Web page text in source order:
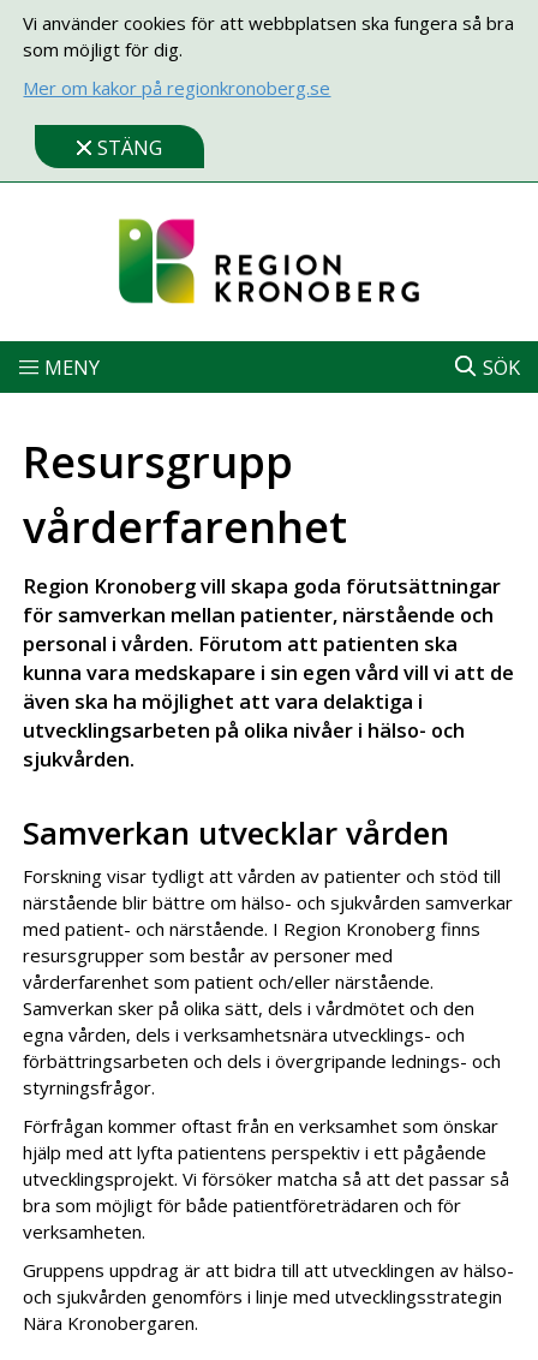
Vi använder cookies för att webbplatsen ska fungera så bra
som möjligt för dig.
Mer om kakor på regionkronoberg.se
STÄNG
MENY SÖK
Resursgrupp
vårderfarenhet
Region Kronoberg vill skapa goda förutsättningar
för samverkan mellan patienter, närstående och
personal i vården. Förutom att patienten ska
kunna vara medskapare i sin egen vård vill vi att de
även ska ha möjlighet att vara delaktiga i
utvecklingsarbeten på olika nivåer i hälso- och
sjukvården.
Samverkan utvecklar vården
Forskning visar tydligt att vården av patienter och stöd till
närstående blir bättre om hälso- och sjukvården samverkar
med patient- och närstående. I Region Kronoberg finns
resursgrupper som består av personer med
vårderfarenhet som patient och/eller närstående.
Samverkan sker på olika sätt, dels i vårdmötet och den
egna vården, dels i verksamhetsnära utvecklings- och
förbättringsarbeten och dels i övergripande lednings- och
styrningsfrågor.
Förfrågan kommer oftast från en verksamhet som önskar
hjälp med att lyfta patientens perspektiv i ett pågående
utvecklingsprojekt. Vi försöker matcha så att det passar så
bra som möjligt för både patientföreträdaren och för
verksamheten.
Gruppens uppdrag är att bidra till att utvecklingen av hälso-
och sjukvården genomförs i linje med utvecklingsstrategin
Nära Kronobergaren.